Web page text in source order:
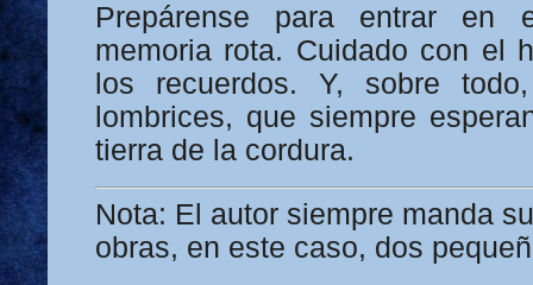
Prepárense para entrar en
memoria rota. Cuidado con el
los recuerdos. Y, sobre
lombrices, que siempre
tierra de la cordura.
Nota: El autor siempre manda
obras, en este caso, dos